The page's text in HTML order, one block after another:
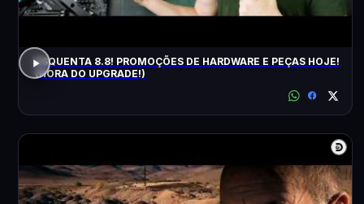
ESQUENTA 8.8! PROMOÇÕES DE HARDWARE E PEÇAS HOJE!
(HORA DO UPGRADE!)